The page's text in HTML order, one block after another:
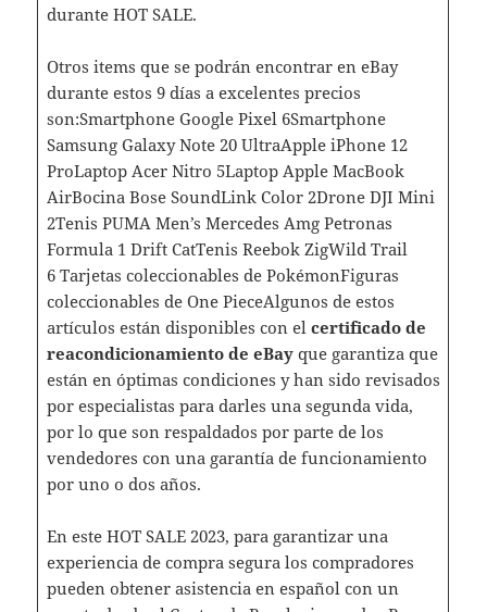
durante HOT SALE.
Otros items que se podrán encontrar en eBay
durante estos 9 días a excelentes precios
son:Smartphone Google Pixel 6Smartphone
Samsung Galaxy Note 20 UltraApple iPhone 12
ProLaptop Acer Nitro 5Laptop Apple MacBook
AirBocina Bose SoundLink Color 2Drone DJI Mini
2Tenis PUMA Men’s Mercedes Amg Petronas
Formula 1 Drift CatTenis Reebok ZigWild Trail
6 Tarjetas coleccionables de PokémonFiguras
coleccionables de One PieceAlgunos de estos
artículos están disponibles con el certificado de
reacondicionamiento de eBayque garantiza que
están en óptimas condiciones y han sido revisados
por especialistas para darles una segunda vida,
por lo que son respaldados por parte de los
vendedores con una garantía de funcionamiento
por uno o dos años.
En este HOT SALE 2023, para garantizar una
experiencia de compra segura los compradores
pueden obtener asistencia en español con un